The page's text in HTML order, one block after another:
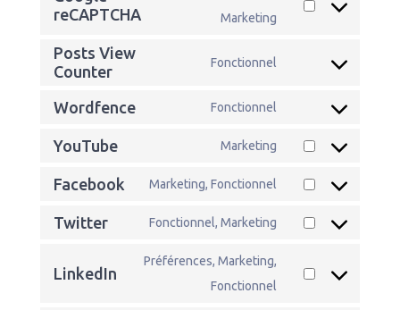
reCAPTCHA
Marketing
Consent
Posts View
Counter
Fonctionnel
Consent
view-
Wordfence Fonctionnel
Consent
service
YouTube Marketing
Consent
service
Facebook Marketing, Fonctionnel
Consent
service
Twitter Fonctionnel, Marketing
Consent
service
LinkedIn
Préférences, Marketing,
Fonctionnel
Consent